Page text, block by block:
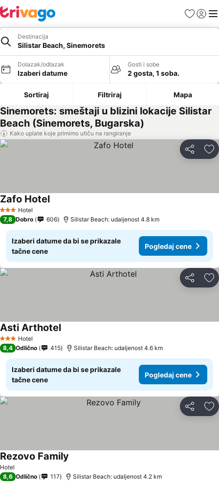
FavoritiPrijavi
Destinacija
Silistar Beach, Sinemorets
Dolazak/odlazak
Izaberi datume
Gosti i sobe
2 gosta, 1 soba.
Sortiraj Filtriraj Mapa
Sinemorets: smeštaji u blizini lokacije Silistar
Beach (Sinemorets, Bugarska)
Kako uplate koje primimo utiču na rangiranje
Deli
3 Zvezdice
Hotel
Zafo Hotel
7,8 Dobro 606 Silistar Beach: udaljenost 4.8 km
Izaberi datume da bi se prikazale
tačne cene
Pogledaj cene
Deli
3 Zvezdice
Hotel
Asti Arthotel
8,4 Odlično 415 Silistar Beach: udaljenost 4.6 km
Izaberi datume da bi se prikazale
tačne cene
Pogledaj cene
Deli
Hotel
Rezovo Family
8,6 Odlično 117 Silistar Beach: udaljenost 4.2 km